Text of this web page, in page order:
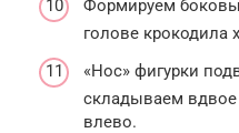
Формируем
голове крокодила
«Нос» фигурки
складываем вдвое
влево.